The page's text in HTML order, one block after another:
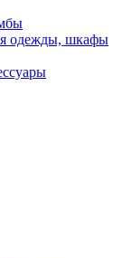
одежды, шкафы